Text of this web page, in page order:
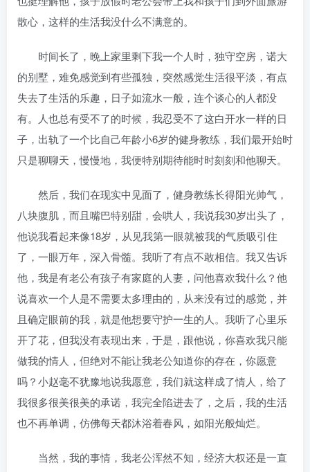
散心，这样的生活我没什么不满意的。
时间长了，晚上家里剩下我一个人时，独守空房，诺大
的别墅，难免感觉到有些孤独，突然感觉生活很平淡，有点
失去了生活的乐趣，日子如流水一般，连个谈心的人都没
有。人也总有受不了的时候，我忍受不了这白开水一样的日
子，出轨了一个比自己年龄小6岁的健身教练，我们最开始时
只是聊聊天，慢慢地，我便特别期待能时时刻刻和他聊天。
然后，我们在现实中见面了，健身教练长得阳光帅气，
八块腹肌，而且嘴巴特别甜，会哄人，我说我30岁出头了，
他说我看起来像18岁，从见我第一眼就被我的气质吸引住
了，一眼万年，深入骨髓。我听了有点不敢相信。我又告诉
他，我是有老公有孩子有家庭的人妻，问他喜欢我什么？他
说喜欢一个人是不需要太多理由的，从来没有过的感觉，并
且确定眼前的我，就是他想要守护一生的人。我听了心里乐
开了花，但我没有表现出来，于是，跟他说，你喜欢我只能
做我的情人，但绝对不能让我老公知道你的存在，你愿意
吗？小赵毫不犹豫地说我愿意，我们就这样成了情人，给了
我很多很美很美的承诺，我完全陷进去了，之后，我的生活
也不再单调，仿佛每天都沐浴着春风，如阳光般灿烂。
当然，我的事情，我老公浑然不知，经济大权还是一直